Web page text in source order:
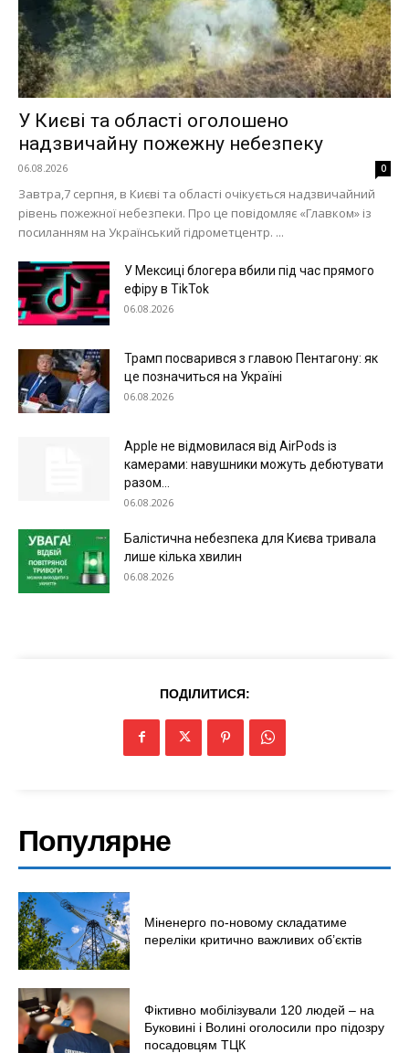
Меню
Київ
Україна
Економіка
Політика
Світ
Технології
Війна
У Києві та області оголошено
надзвичайну пожежну небезпеку
06.08.2026 0
Завтра,7 серпня, в Києві та області очікується надзвичайний
рівень пожежної небезпеки. Про це повідомляє «Главком» із
посиланням на Український гідрометцентр. ...
У Мексиці блогера вбили під час прямого
ефіру в TikTok
06.08.2026
Трамп посварився з главою Пентагону: як
це позначиться на Україні
06.08.2026
Apple не відмовилася від AirPods із
камерами: навушники можуть дебютувати
разом...
06.08.2026
Балістична небезпека для Києва тривала
лише кілька хвилин
06.08.2026
ПОДІЛИТИСЯ:
Популярне
Міненерго по-новому складатиме
переліки критично важливих об’єктів
Фіктивно мобілізували 120 людей – на
Буковині і Волині оголосили про підозру
посадовцям ТЦК